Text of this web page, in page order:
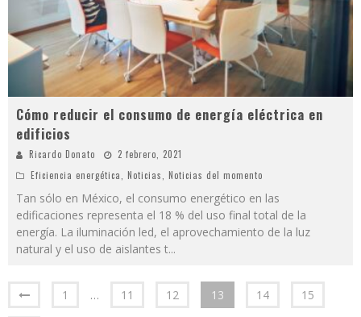
Cómo reducir el consumo de energía eléctrica en
edificios
Ricardo Donato
2 febrero, 2021
Eficiencia energética, Noticias, Noticias del momento
Tan sólo en México, el consumo energético en las
edificaciones representa el 18 % del uso final total de la
energía. La iluminación led, el aprovechamiento de la luz
natural y el uso de aislantes t...
1 … 11 12 13 14 15